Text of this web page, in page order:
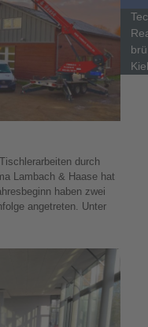
durch
Lambach & Haase hat
haben zwei
angetreten. Unter
Kiel